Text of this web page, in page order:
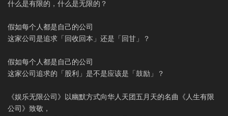
什么是有限的，什么是无限的？
假如每个人都是自己的公司
这家公司是追求「回收回本」还是「回甘」？
假如每个人都是自己的公司
这家公司追求的「股利」是不是应该是「鼓励」？
《娱乐无限公司》以幽默方式向华人天团五月天的名曲《人生有限
公司》致敬，